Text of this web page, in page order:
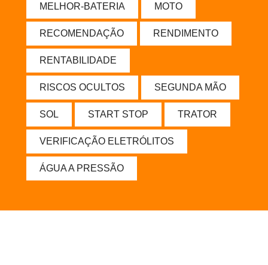
MELHOR-BATERIA MOTO
RECOMENDAÇÃO RENDIMENTO
RENTABILIDADE
RISCOS OCULTOS SEGUNDA MÃO
SOL START STOP TRATOR
VERIFICAÇÃO ELETRÓLITOS
ÁGUA A PRESSÃO